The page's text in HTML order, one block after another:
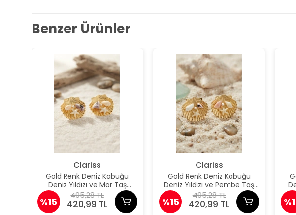
Benzer Ürünler
Clariss
Gold Renk Deniz Kabuğu
Deniz Yıldızı ve Mor Taş
Detaylı Küpe
%15
495,28 TL
420,99 TL
Clariss
Gold Renk Deniz Kabuğu
Deniz Yıldızı ve Pembe Taş
Detaylı Küpe
%15
495,28 TL
420,99 TL